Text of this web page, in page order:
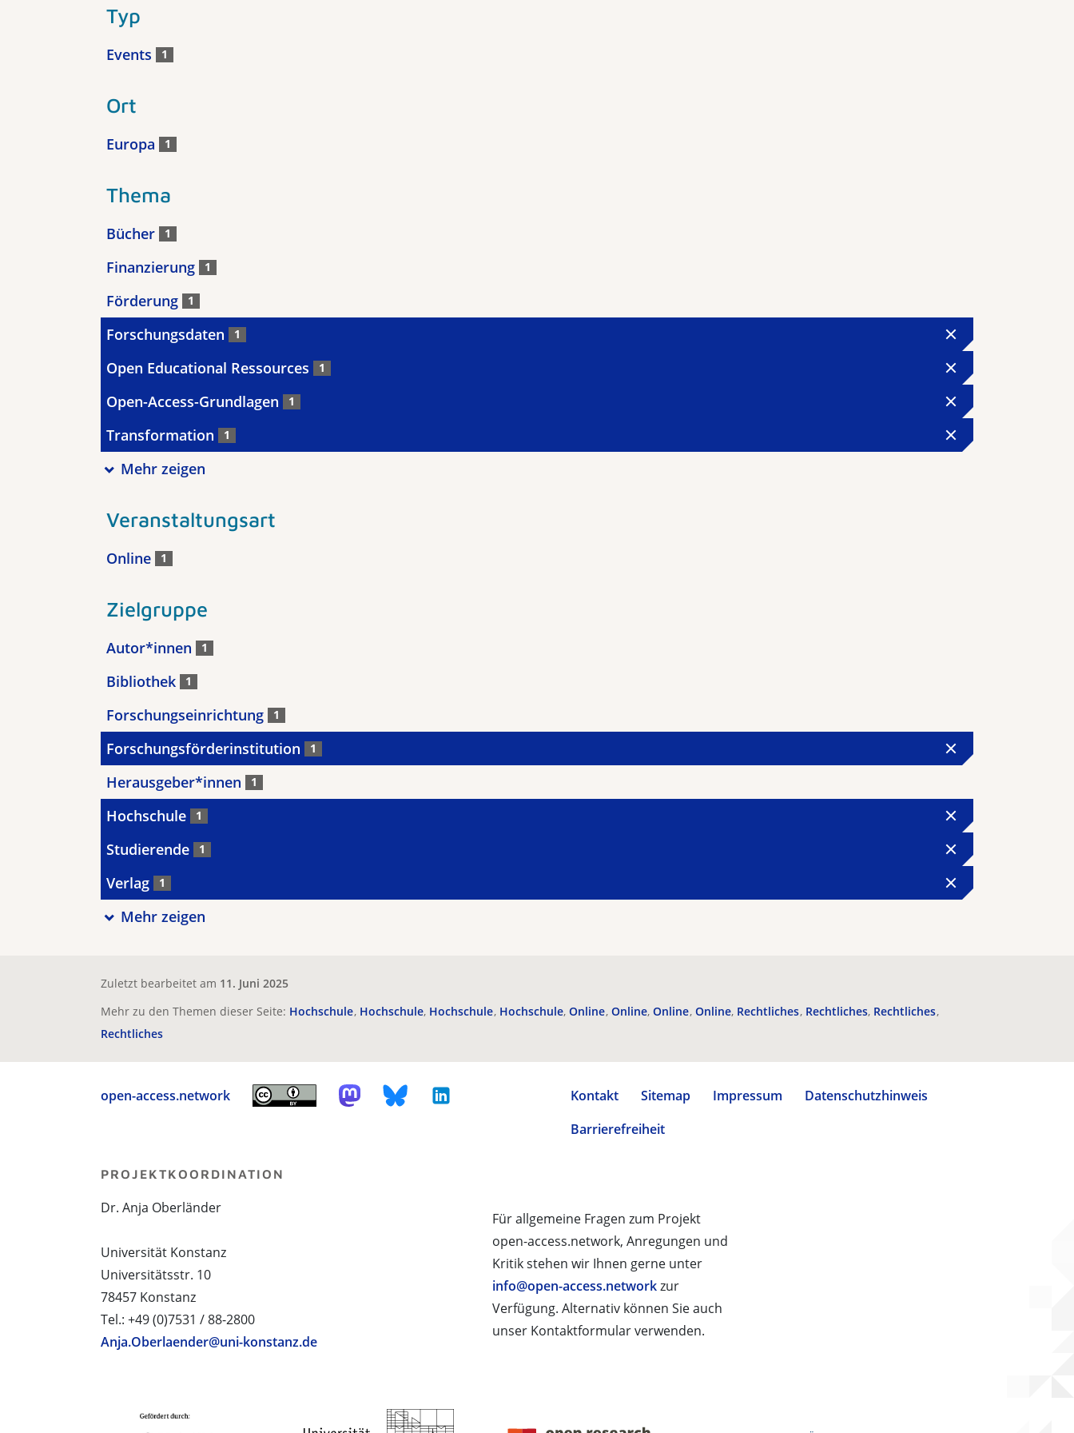
Typ
Events 1
Ort
Europa 1
Thema
Bücher 1
Finanzierung 1
Förderung 1
Forschungsdaten 1
Open Educational Ressources 1
Open-Access-Grundlagen 1
Transformation 1
Mehr zeigen
Veranstaltungsart
Online 1
Zielgruppe
Autor*innen 1
Bibliothek 1
Forschungseinrichtung 1
Forschungsförderinstitution 1
Herausgeber*innen 1
Hochschule 1
Studierende 1
Verlag 1
Mehr zeigen
Zuletzt bearbeitet am 11. Juni 2025
Mehr zu den Themen dieser Seite: Hochschule Hochschule Hochschule Hochschule Online Online Online Online Rechtliches Rechtliches Rechtliches
Rechtliches
open-access.network Kontakt Sitemap Impressum
Datenschutzhinweis
Barrierefreiheit
Für allgemeine Fragen zum Projekt
open-access.network, Anregungen und
Kritik stehen wir Ihnen gerne unter
info@open-access.networkzur
Verfügung. Alternativ können Sie auch
unser Kontaktformular verwenden.
PROJEKTKOORDINATION
Dr. Anja Oberländer
Universität Konstanz
Universitätsstr. 10
78457 Konstanz
Tel.: +49 (0)7531 / 88-2800
Anja.Oberlaender@uni-konstanz.de